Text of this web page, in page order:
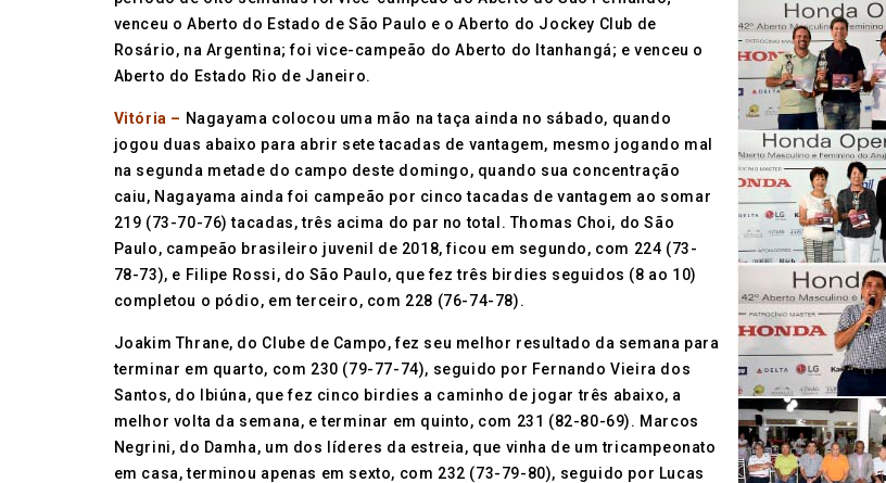
venceu o Aberto do Estado de São Paulo e o Aberto do Jockey Club de
Rosário, na Argentina; foi vice-campeão do Aberto do Itanhangá; e venceu o
Aberto do Estado Rio de Janeiro.
Vitória – Nagayama colocou uma mão na taça ainda no sábado, quando
jogou duas abaixo para abrir sete tacadas de vantagem, mesmo jogando mal
na segunda metade do campo deste domingo, quando sua concentração
caiu, Nagayama ainda foi campeão por cinco tacadas de vantagem ao somar
219 (73-70-76) tacadas, três acima do par no total. Thomas Choi, do São
Paulo, campeão brasileiro juvenil de 2018, ficou em segundo, com 224 (73-
78-73), e Filipe Rossi, do São Paulo, que fez três birdies seguidos (8 ao 10)
completou o pódio, em terceiro, com 228 (76-74-78).
Joakim Thrane, do Clube de Campo, fez seu melhor resultado da semana para
terminar em quarto, com 230 (79-77-74), seguido por Fernando Vieira dos
Santos, do Ibiúna, que fez cinco birdies a caminho de jogar três abaixo, a
melhor volta da semana, e terminar em quinto, com 231 (82-80-69). Marcos
Negrini, do Damha, um dos líderes da estreia, que vinha de um tricampeonato
em casa, terminou apenas em sexto, com 232 (73-79-80), seguido por Lucas